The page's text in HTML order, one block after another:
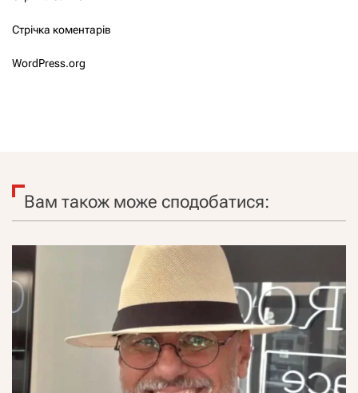
Стрічка коментарів
WordPress.org
Вам також може сподобатися: